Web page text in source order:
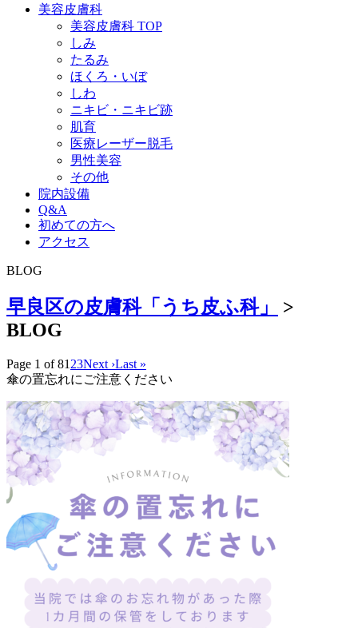
美容皮膚科
美容皮膚科 TOP
しみ
たるみ
ほくろ・いぼ
しわ
ニキビ・ニキビ跡
肌育
医療レーザー脱毛
男性美容
その他
院内設備
Q&A
初めての方へ
アクセス
BLOG
早良区の皮膚科「うち皮ふ科」
>
BLOG
Page 1 of 81 23Next ›Last »
傘の置忘れにご注意ください